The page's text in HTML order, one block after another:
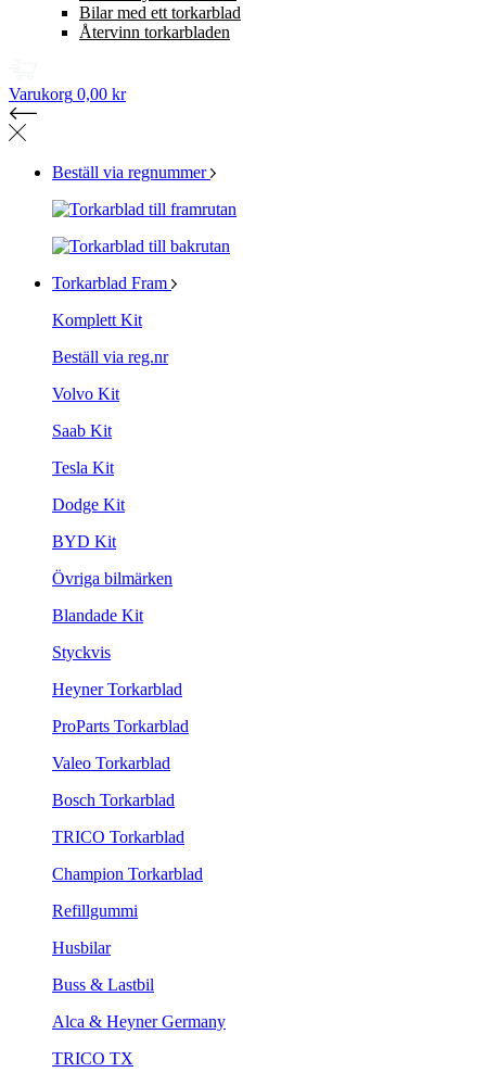
Bilar med ett torkarblad
Återvinn torkarbladen
Varukorg 0,00 kr
Beställ via regnummer
Torkarblad Fram
Komplett Kit
Beställ via reg.nr
Volvo Kit
Saab Kit
Tesla Kit
Dodge Kit
BYD Kit
Övriga bilmärken
Blandade Kit
Styckvis
Heyner Torkarblad
ProParts Torkarblad
Valeo Torkarblad
Bosch Torkarblad
TRICO Torkarblad
Champion Torkarblad
Refillgummi
Husbilar
Buss & Lastbil
Alca & Heyner Germany
TRICO TX